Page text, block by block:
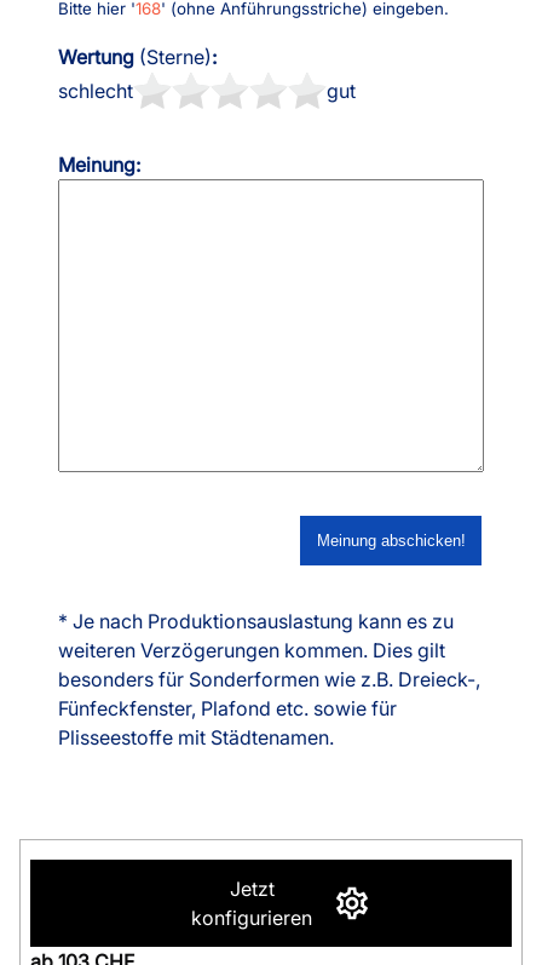
Bitte hier '168' (ohne Anführungsstriche) eingeben.
Wertung (Sterne):
schlecht
gut
Meinung:
* Je nach Produktionsauslastung kann es zu
weiteren Verzögerungen kommen. Dies gilt
besonders für Sonderformen wie z.B. Dreieck-,
Fünfeckfenster, Plafond etc. sowie für
Plisseestoffe mit Städtenamen.
Jetzt
konfigurieren